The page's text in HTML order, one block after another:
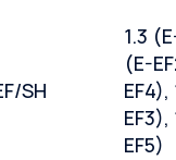
SH
1.3
(E-
EF4),
EF3),
EF5)